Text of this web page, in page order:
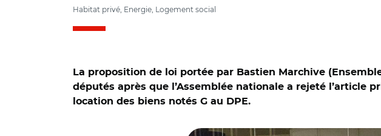
Habitat privé, Energie, Logement social
La proposition de loi portée par Bastien Marchive
députés après que l’Assemblée nationale a rejeté l’article
location des biens notés G au DPE.